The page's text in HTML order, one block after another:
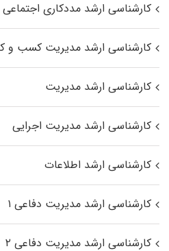
کارشناسی ارشد مددکاری اجتماعی
کارشناسی ارشد مدیریت کسب و
کارشناسی ارشد مدیریت
کارشناسی ارشد مدیریت اجرایی
کارشناسی ارشد اطلاعات
کارشناسی ارشد مدیریت دفاعی ۱
کارشناسی ارشد مدیریت دفاعی ۲